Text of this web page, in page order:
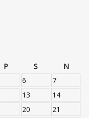
P S
N
6
7
13
14
20
21